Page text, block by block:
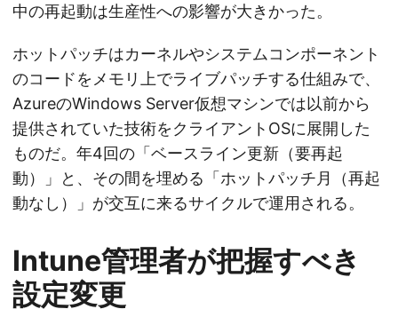
中の再起動は生産性への影響が大きかった。
ホットパッチはカーネルやシステムコンポーネント
のコードをメモリ上でライブパッチする仕組みで、
AzureのWindows Server仮想マシンでは以前から
提供されていた技術をクライアントOSに展開した
ものだ。年4回の「ベースライン更新（要再起
動）」と、その間を埋める「ホットパッチ月（再起
動なし）」が交互に来るサイクルで運用される。
Intune管理者が把握すべき
設定変更